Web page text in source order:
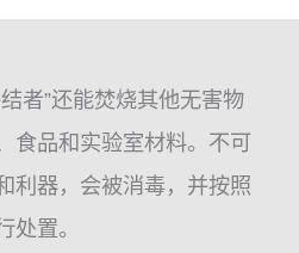
者”还能焚烧其他无害物
食品和实验室材料。不可
利器，会被消毒，并按照
处置。